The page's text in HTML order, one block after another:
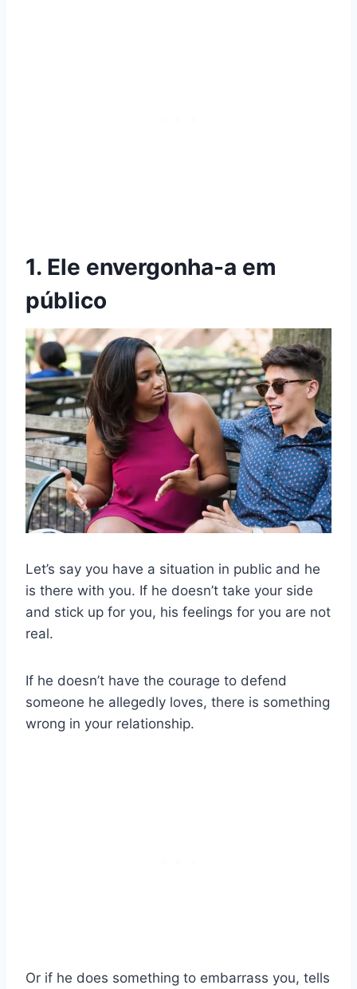
1. Ele envergonha-a em
público
Let’s say you have a situation in public and he
is there with you. If he doesn’t take your side
and stick up for you, his feelings for you are not
real.
If he doesn’t have the courage to defend
someone he allegedly loves, there is something
wrong in your relationship.
Or if he does something to embarrass you, tells